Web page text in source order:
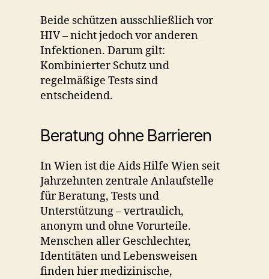
Beide schützen ausschließlich vor
HIV – nicht jedoch vor anderen
Infektionen. Darum gilt:
Kombinierter Schutz und
regelmäßige Tests sind
entscheidend.
Beratung ohne Barrieren
In Wien ist die Aids Hilfe Wien seit
Jahrzehnten zentrale Anlaufstelle
für Beratung, Tests und
Unterstützung – vertraulich,
anonym und ohne Vorurteile.
Menschen aller Geschlechter,
Identitäten und Lebensweisen
finden hier medizinische,